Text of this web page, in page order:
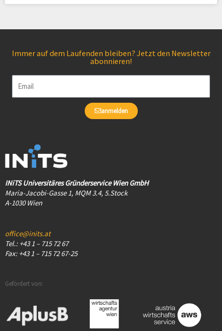
Immer auf dem Laufenden bleiben? Jetzt den Newsletter
abonnieren!
Email
anmelden
INiTS Universitäres Gründerservice Wien GmbH
Maria-Jacobi-Gasse 1, MQM 3.4, 5.Stock
A-1030 Wien
office@inits.at
Tel.: +43 1 – 715 72 67
Fax: +43 1 – 715 72 67-25
Gefördert von: